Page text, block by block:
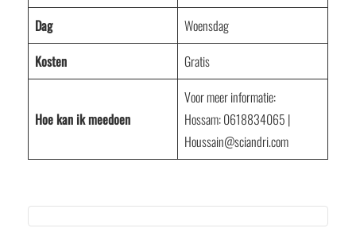
Dag
Woensdag
Kosten
Gratis
Hoe kan ik meedoen
Voor meer informatie:
Hossam: 0618834065 |
Houssain@sciandri.com